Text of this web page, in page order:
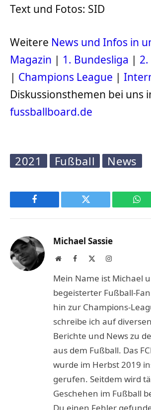
Text und Fotos: SID
Weitere News und Infos in
Magazin | 1. Bundesliga |
| Champions League |
Diskussionsthemen bei uns
fussballboard.de
2021 Fußball News
Facebook Twitter
Michael Sassie
WebsiteFacebook Instagram
Mein Name ist Michael
begeisterter Fußball-
hin zur Champions-
schreibe ich auf
Berichte und News zu
aus dem Fußball. Das
wurde im Herbst 2019
gerufen. Seitdem wird
Geschehen im Fußball